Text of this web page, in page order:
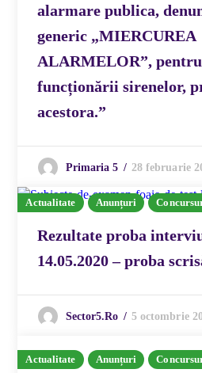
alarmare publica,
generic „MIERCUREA
ALARMELOR”,
funcționării sirenelor,
acestora.”
Primaria 5 28 februarie
Actualitate Anunțuri
Rezultate proba
14.05.2020 – proba
Sector5.ro 5 octombrie
Actualitate Anunțuri